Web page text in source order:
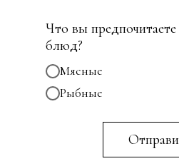
Что вы предпочитаете
блюд?
Мясные
Рыбные